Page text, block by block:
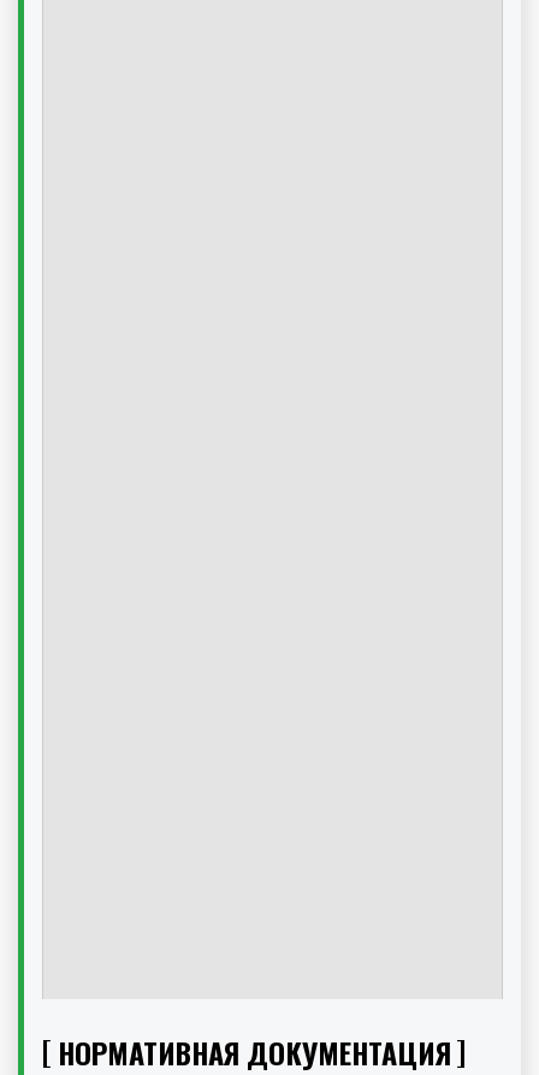
НОРМАТИВНАЯ ДОКУМЕНТАЦИЯ